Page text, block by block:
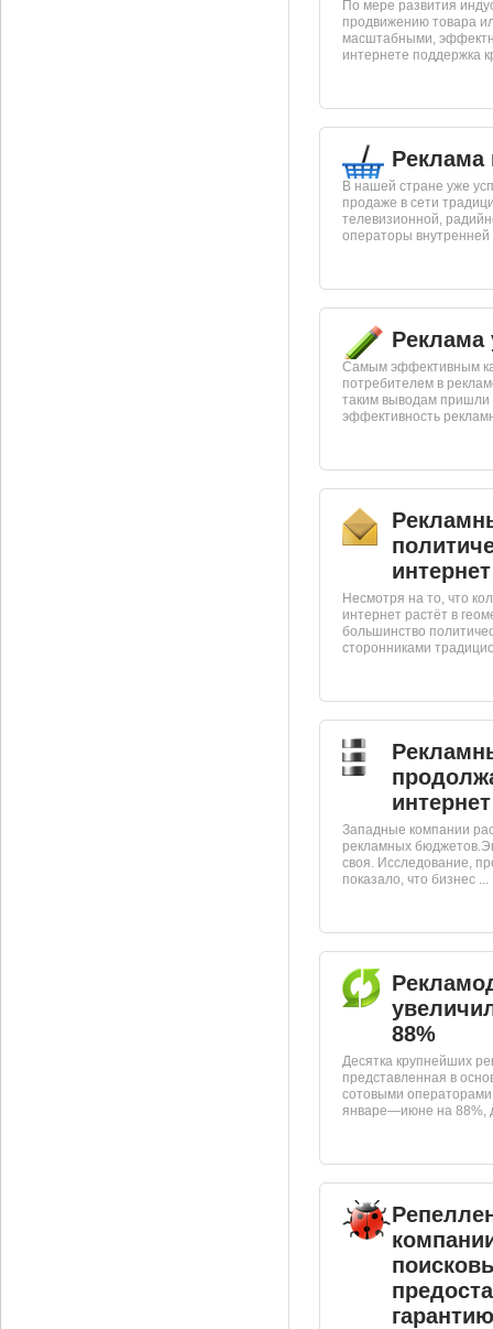
По мере развития
продвижению товара
масштабными,
интернете поддержка
Реклама
В нашей стране уже
продаже в сети
телевизионной,
операторы внутренней
Реклама
Самым эффективным
потребителем в
таким выводам пришли
эффективность
Несмотря на то, что
интернет растёт в
большинство
сторонниками
интернет
Западные компании
рекламных
своя. Исследование,
показало, что бизнес ...
88%
Десятка крупнейших
представленная в
сотовыми
январе—июне на 88%,